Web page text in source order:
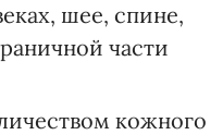
шее, спине,
части
кожного